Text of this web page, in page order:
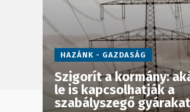
HAZÁNK - GAZDASÁG
Szigorít a kormány:
le is kapcsolhatják a
szabályszegő gyárakat